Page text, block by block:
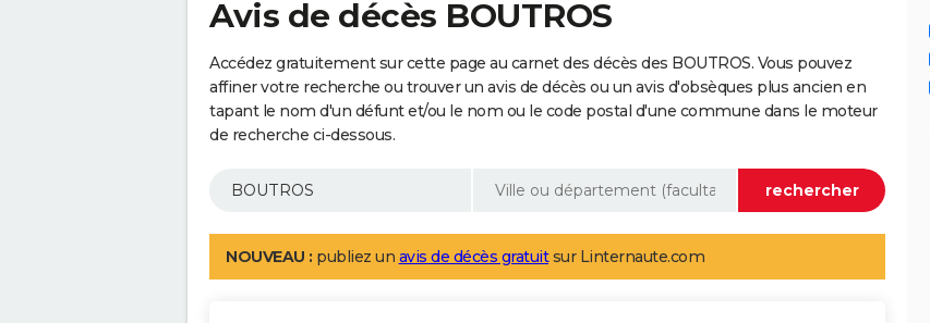
Avis de décès BOUTROS
Accédez gratuitement sur cette page au carnet des décès des BOUTROS. Vous pouvez
affiner votre recherche ou trouver un avis de décès ou un avis d'obsèques plus ancien en
tapant le nom d'un défunt et/ou le nom ou le code postal d'une commune dans le moteur
de recherche ci-dessous.
NOUVEAU : publiez un avis de décès gratuitsur Linternaute.com